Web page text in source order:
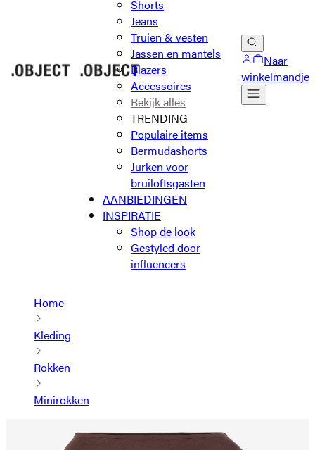
Shorts
Jeans
Truien & vesten
Jassen en mantels
Blazers
Accessoires
Bekijk alles
TRENDING
Populaire items
Bermudashorts
Jurken voor
bruiloftsgasten
AANBIEDINGEN
INSPIRATIE
Shop de look
Gestyled door
influencers
Naar
winkelmandje
Home
Kleding
Rokken
Minirokken